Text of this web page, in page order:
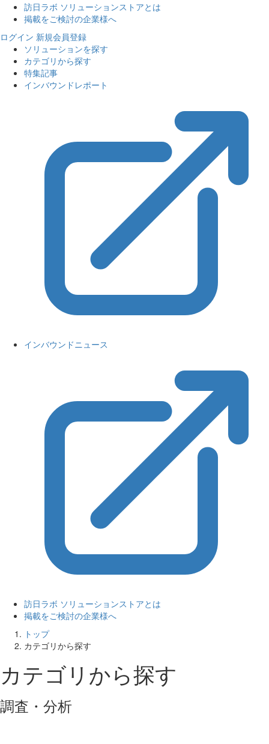
訪日ラボ ソリューションストアとは
掲載をご検討の企業様へ
ログイン 新規会員登録
ソリューションを探す
カテゴリから探す
特集記事
インバウンドレポート
インバウンドニュース
訪日ラボ ソリューションストアとは
掲載をご検討の企業様へ
トップ
カテゴリから探す
カテゴリから探す
調査・分析